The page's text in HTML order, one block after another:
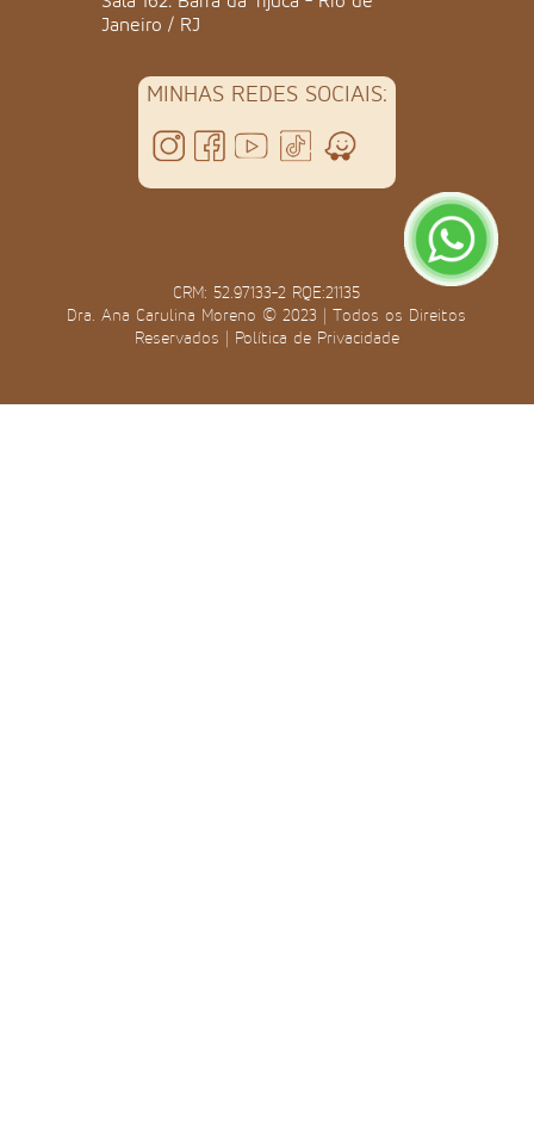
Janeiro / RJ
MINHAS REDES SOCIAIS:
CRM: 52.97133-2 RQE:21135
Dra. Ana Carulina Moreno © 2023 | Todos os Direitos
Reservados | Política de Privacidade